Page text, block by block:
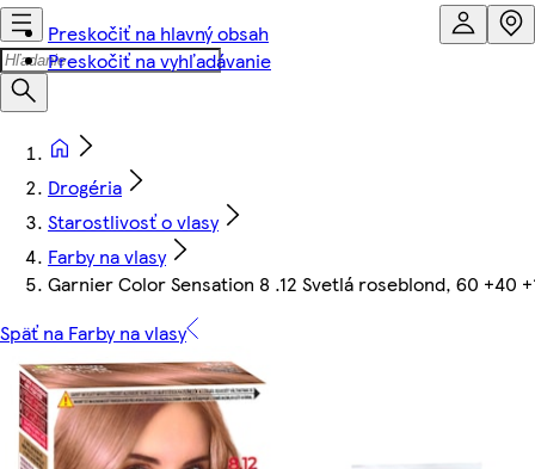
Preskočiť na hlavný obsah
Preskočiť na vyhľadávanie
Drogéria
Starostlivosť o vlasy
Farby na vlasy
Garnier Color Sensation 8 .12 Svetlá roseblond, 60 +40
Späť na Farby na vlasy